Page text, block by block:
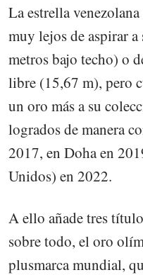
La estrella
muy lejos de aspirar
metros bajo techo) o
libre (15,67 m), pero
un oro más a su
logrados de manera
2017, en Doha en
Unidos) en 2022.
A ello añade tres
sobre todo, el oro
plusmarca mundial,